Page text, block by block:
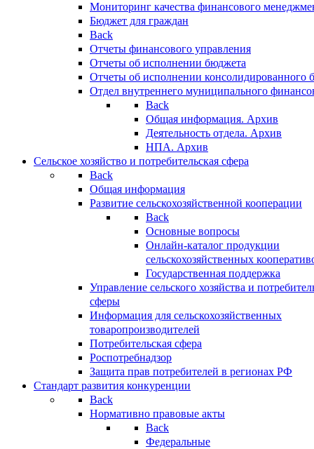
Мониторинг качества финансового
Бюджет для граждан
Back
Отчеты финансового управления
Отчеты об исполнении бюджета
Отчеты об исполнении консолидированного
Отдел внутреннего муниципального
Back
Общая информация. Архив
Деятельность отдела. Архив
НПА. Архив
Сельское хозяйство и потребительская сфера
Back
Общая информация
Развитие сельскохозяйственной кооперации
Back
Основные вопросы
Онлайн-каталог продукции
сельскохозяйственных
Государственная поддержка
Управление сельского хозяйства и
сферы
Информация для сельскохозяйственных
товаропроизводителей
Потребительская сфера
Роспотребнадзор
Защита прав потребителей в регионах РФ
Стандарт развития конкуренции
Back
Нормативно правовые акты
Back
Федеральные